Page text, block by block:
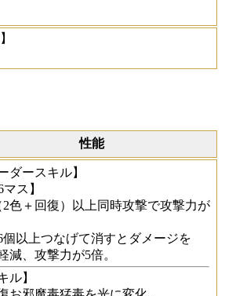
性能
ダースキル】
マス】
2色＋回復）以上同時攻撃で攻撃力が
個以上つなげて消すとダメージを
減、攻撃力が5倍。
ル】